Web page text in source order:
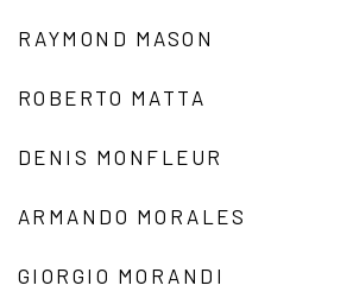
RAYMOND MASON
ROBERTO MATTA
DENIS MONFLEUR
ARMANDO MORALES
GIORGIO MORANDI